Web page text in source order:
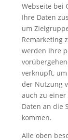
Webseite bei
Ihre Daten
um
Remarketing
werden Ihre
verknüpft,
der Nutzung
auch zu
Daten an die
kommen.
Alle oben